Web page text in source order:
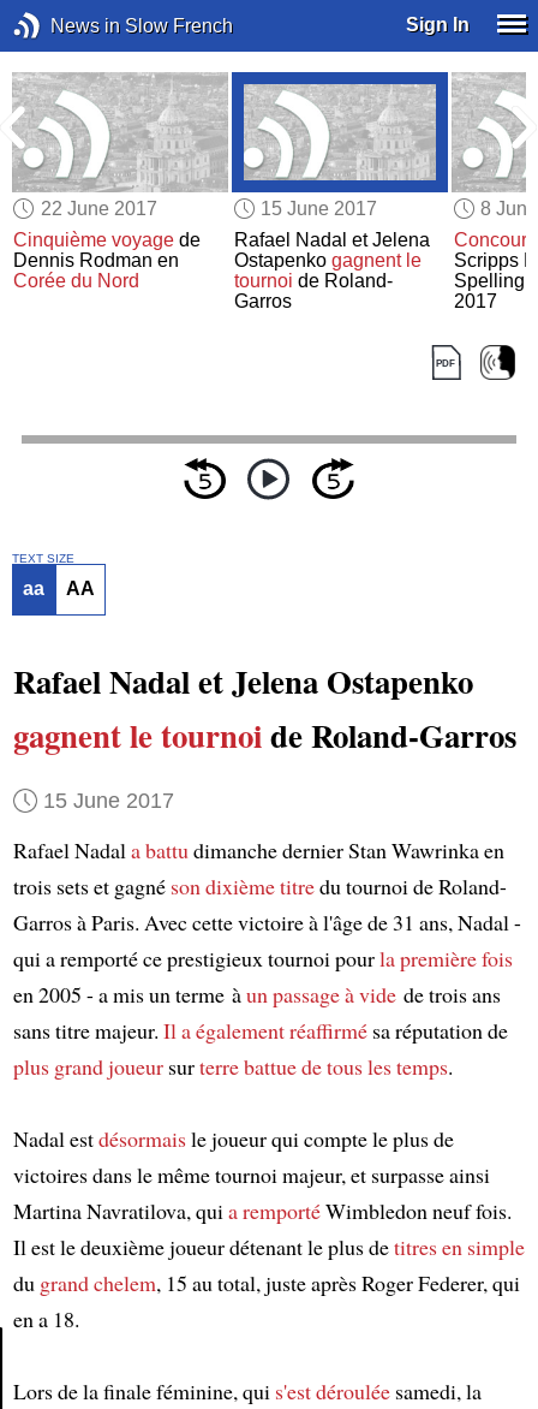
News in Slow French Sign In
22 June 2017
Cinquième voyage de
Dennis Rodman en
Corée du Nord
15 June 2017
Rafael Nadal et Jelena
Ostapenko gagnent le
tournoi de Roland-
Garros
8
Concours
Scripps
Spelling
2017
Article
TEXT SIZE
aa AA
Rafael Nadal et Jelena Ostapenko
gagnentle tournoide Roland-Garros
15 June 2017
Rafael Nadala battudimanche dernier Stan Wawrinka en
trois sets et gagné son dixième titredu tournoi de Roland-
Garros à Paris. Avec cette victoire à l'âge de 31 ans, Nadal -
qui a remporté ce prestigieux tournoi pourla première fois
en 2005 - a mis un terme àun passage à videde trois ans
sans titre majeur. Il a également réaffirmésa réputation de
plus grand joueursurterre battuede tous les temps.
Nadal estdésormaisle joueur qui compte le plus de
victoires dans le même tournoi majeur, et surpasse ainsi
Martina Navratilova, quia remportéWimbledon neuf fois.
Il est le deuxième joueur détenant le plus detitres en simple
du grand chelem, 15 au total, juste après Roger Federer, qui
en a 18.
Lors de la finale féminine, qui s'est dérouléesamedi, la